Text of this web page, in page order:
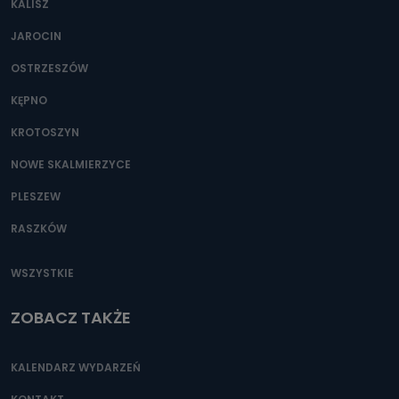
Można to zrobić pod numerem telefonu 62 735-51-05 lub
KALISZ
JAROCIN
OSTRZESZÓW
KĘPNO
KROTOSZYN
NOWE SKALMIERZYCE
PLESZEW
RASZKÓW
WSZYSTKIE
ZOBACZ TAKŻE
KALENDARZ WYDARZEŃ